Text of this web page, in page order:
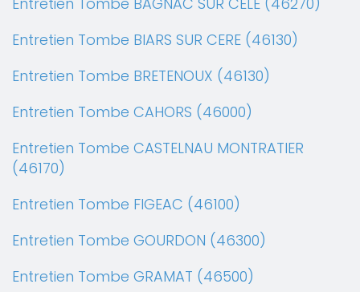
Entretien Tombe BIARS SUR CERE (46130)
Entretien Tombe BRETENOUX (46130)
Entretien Tombe CAHORS (46000)
Entretien Tombe CASTELNAU MONTRATIER
(46170)
Entretien Tombe FIGEAC (46100)
Entretien Tombe GOURDON (46300)
Entretien Tombe GRAMAT (46500)